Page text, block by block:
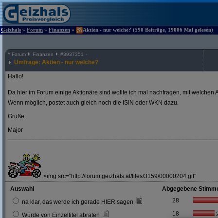
Geizhals » Forum » Finanzen » Aktien - nur welche? (590 Beiträge, 19006 Mal gelesen)
^ Forum Finanzen #3937351
Umfrage: Aktien - nur welche?
Hallo!
Da hier im Forum einige Aktionäre sind wollte ich mal nachfragen, mit welchen
Wenn möglich, postet auch gleich noch die ISIN oder WKN dazu.
Grüße
Major
<img src="http://forum.geizhals.at/files/3159/00000204.gif"
Auswahl
Abgegebene
na klar, das werde ich gerade HIER sagen
28
Würde von Einzeltitel abraten 18